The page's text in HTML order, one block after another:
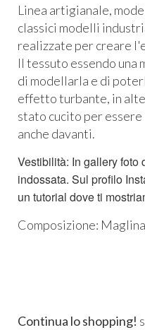
Linea artigianale,
classici modelli
realizzate per creare
Il tessuto essendo una
di modellarla e di
effetto turbante, in
stato cucito per
anche davanti.
Vestibilità: In gallery foto
indossata. Sul profilo
un tutorial dove ti
Composizione:
Continua lo shopping!